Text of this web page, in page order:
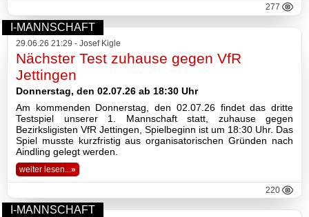
277
I-MANNSCHAFT
29.06.26 21:29 - Josef Kigle
Nächster Test zuhause gegen VfR
Jettingen
Donnerstag, den 02.07.26 ab 18:30 Uhr
Am kommenden Donnerstag, den 02.07.26 findet das dritte
Testspiel unserer 1. Mannschaft statt, zuhause gegen
Bezirksligisten VfR Jettingen, Spielbeginn ist um 18:30 Uhr. Das
Spiel musste kurzfristig aus organisatorischen Gründen nach
Aindling gelegt werden.
weiter lesen...»
220
I-MANNSCHAFT